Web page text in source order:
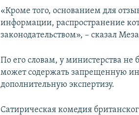
«Кроме того, основанием для
информации, распространение
законодательством», – сказал
По его словам, у министерства
может содержать запрещенную
дополнительную экспертизу.
Сатирическая комедия